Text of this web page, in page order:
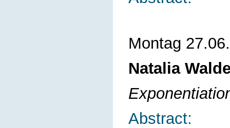
Montag
Natalia
Abstract: